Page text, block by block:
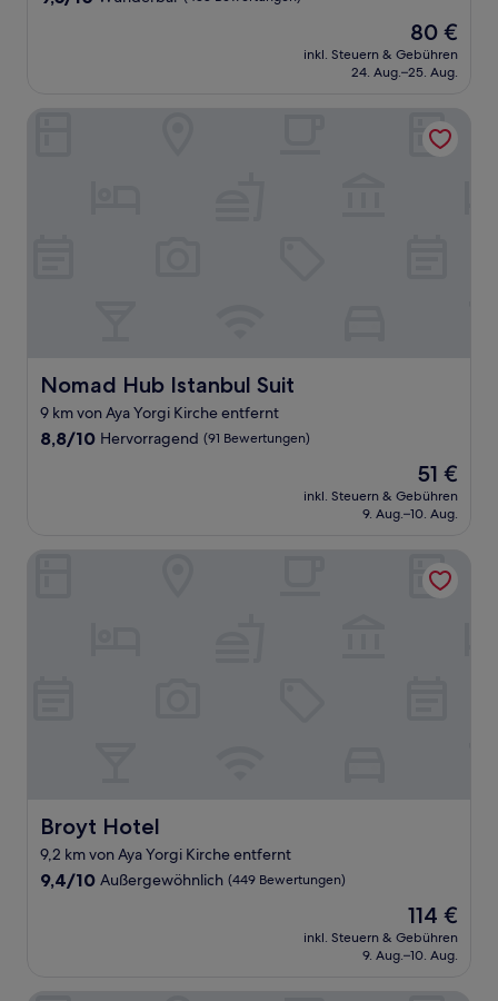
Der
Preis
beträgt
80 €
inkl. Steuern & Gebühren
24. Aug.–25. Aug.
Nomad Hub Istanbul Suit
Nomad Hub Istanbul Suit
9 km von Aya Yorgi Kirche entfernt
8.8
8,8/10 Hervorragend (91 Bewertungen)
Der
Preis
beträgt
51 €
inkl. Steuern & Gebühren
9. Aug.–10. Aug.
Broyt Hotel
Broyt Hotel
9,2 km von Aya Yorgi Kirche entfernt
9.4
9,4/10 Außergewöhnlich (449 Bewertungen)
Der
Preis
beträgt
114 €
inkl. Steuern & Gebühren
9. Aug.–10. Aug.